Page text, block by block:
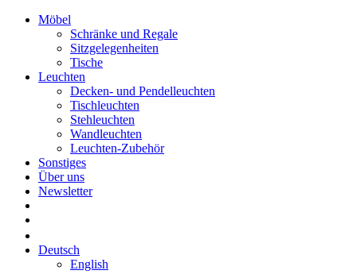
Möbel
Schränke und Regale
Sitzgelegenheiten
Tische
Leuchten
Decken- und Pendelleuchten
Tischleuchten
Stehleuchten
Wandleuchten
Leuchten-Zubehör
Sonstiges
Über uns
Newsletter
Deutsch
English